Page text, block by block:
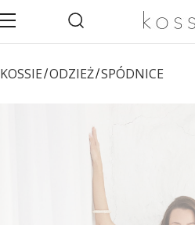
Menu Otwórz wyszukiwarkę
Szukaj
KOSSIE ODZIEŻ SPÓDNICE